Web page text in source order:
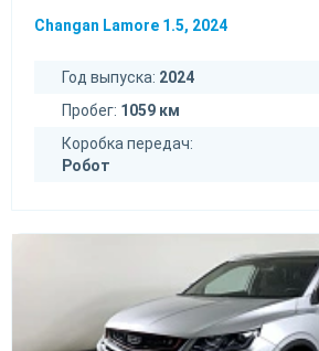
Changan Lamore 1.5, 2024
Год выпуска: 2024
Пробег: 1059 км
Коробка передач:
Робот